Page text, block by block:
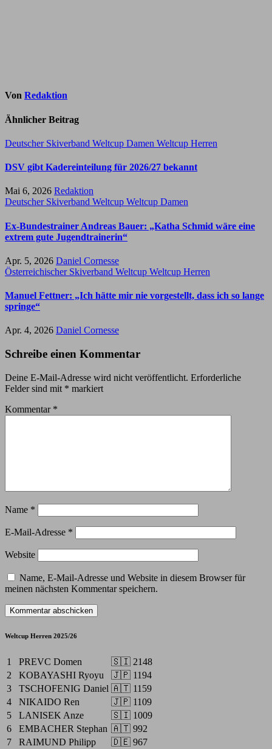
Von Redaktion
Ähnlicher Beitrag
Deutscher Skiverband Weltcup Damen Weltcup Herren
DSV gibt Kadereinteilung für 2026/27 bekannt
Mai 6, 2026 Redaktion
Deutscher Skiverband Weltcup Weltcup Damen
Ex-Bundestrainer Andreas Bauer: „Katha Schmid wäre eine
extrem gute Jugendtrainerin“
Apr. 5, 2026 Daniel Cornesse
Österreichischer Skiverband Weltcup Weltcup Herren
Manuel Fettner: „Ich hätte mir nie vorgestellt, dass ich so lange
springe“
Apr. 4, 2026 Daniel Cornesse
Schreibe einen Kommentar
Deine E-Mail-Adresse wird nicht veröffentlicht. Erforderliche
Felder sind mit * markiert
Kommentar *
Name *
E-Mail-Adresse *
Website
Name, E-Mail-Adresse und Website in diesem Browser für
meinen nächsten Kommentar speichern.
Weltcup Herren 2025/26
1 PREVC Domen 🇸🇮 2148
2
KOBAYASHI Ryoyu 🇯🇵 1194
3
TSCHOFENIG Daniel 🇦🇹 1159
4
NIKAIDO Ren 🇯🇵 1109
5
LANISEK Anze 🇸🇮 1009
6
EMBACHER Stephan 🇦🇹 992
7
RAIMUND Philipp 🇩🇪 967